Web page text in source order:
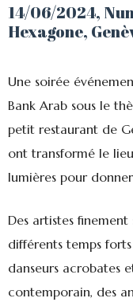
14/06/2024,
Hexagone,
Une soirée
Bank Arab sous le
petit restaurant de
ont transformé le
lumières pour
Des artistes
différents temps
danseurs acrobates
contemporain, des